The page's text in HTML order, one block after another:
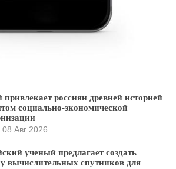
привлекает россиян древней историей
социально-экономической
08 Авг 2026
ученый предлагает создать
вычислительных спутников для